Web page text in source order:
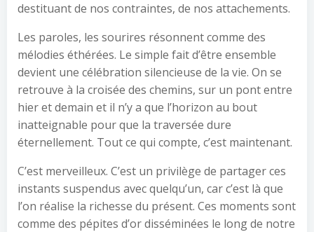
destituant de nos contraintes, de nos attachements.
Les paroles, les sourires résonnent comme des
mélodies éthérées. Le simple fait d’être ensemble
devient une célébration silencieuse de la vie. On se
retrouve à la croisée des chemins, sur un pont entre
hier et demain et il n’y a que l’horizon au bout
inatteignable pour que la traversée dure
éternellement. Tout ce qui compte, c’est maintenant.
C’est merveilleux. C’est un privilège de partager ces
instants suspendus avec quelqu’un, car c’est là que
l’on réalise la richesse du présent. Ces moments sont
comme des pépites d’or disséminées le long de notre